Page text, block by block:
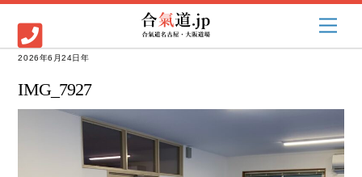
Skip
content
2026年6月24日
IMG_7927